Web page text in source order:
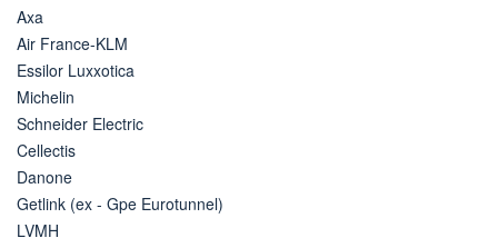
Axa
Air France-KLM
Essilor Luxxotica
Michelin
Schneider Electric
Cellectis
Danone
Getlink (ex - Gpe Eurotunnel)
LVMH